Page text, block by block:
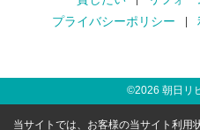
プライバシーポリシー
©2026 朝日リ
当サイトでは、お客様の当サイト利用